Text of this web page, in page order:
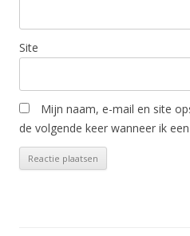
Site
Mijn naam, e-mail en site
de volgende keer wanneer ik